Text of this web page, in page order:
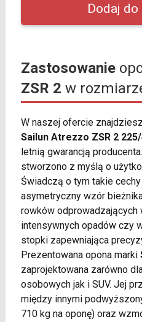
Zastosowanie
ZSR 2 w
W naszej ofercie
Sailun Atrezzo ZSR 2 225/
letnią gwarancją
stworzono z myślą o
Świadczą o tym takie
asymetryczny wzór
rowków odprowadzających
intensywnych opadów czy
stopki zapewniająca
Prezentowana opona marki
zaprojektowana zarówno
osobowych jak i SUV. Jej
między innymi
710 kg na oponę) oraz